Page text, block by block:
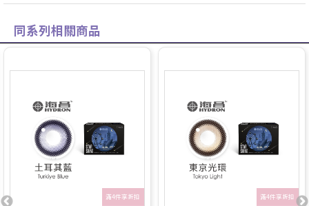
同系列相關商品
滿4件享折扣 滿4件享折扣